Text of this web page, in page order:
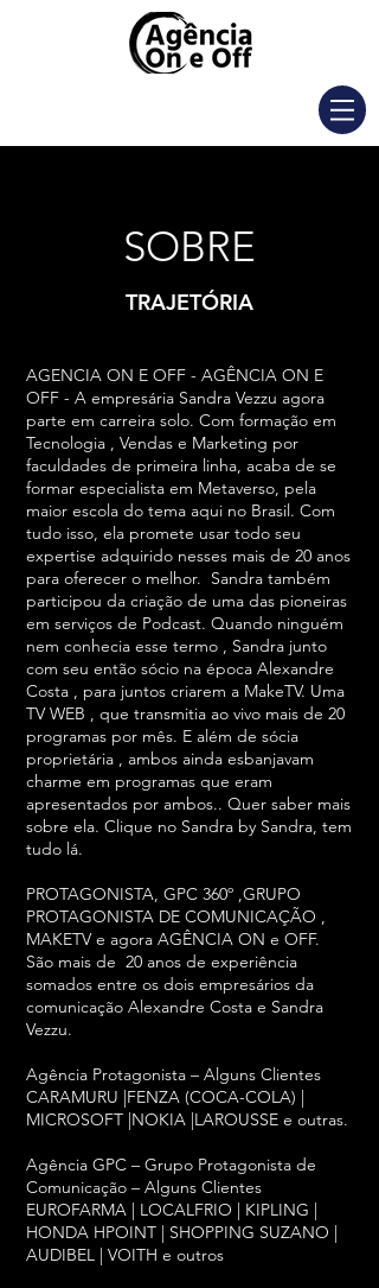
SOBRE
TRAJETÓRIA
AGENCIA ON E OFF - AGÊNCIA ON E
OFF - A empresária Sandra Vezzu agora
parte em carreira solo. Com formação em
Tecnologia , Vendas e Marketing por
faculdades de primeira linha, acaba de se
formar especialista em Metaverso, pela
maior escola do tema aqui no Brasil. Com
tudo isso, ela promete usar todo seu
expertise adquirido nesses mais de 20 anos
para oferecer o melhor. Sandra também
participou da criação de uma das pioneiras
em serviços de Podcast. Quando ninguém
nem conhecia esse termo , Sandra junto
com seu então sócio na época Alexandre
Costa , para juntos criarem a MakeTV. Uma
TV WEB , que transmitia ao vivo mais de 20
programas por mês. E além de sócia
proprietária , ambos ainda esbanjavam
charme em programas que eram
apresentados por ambos.. Quer saber mais
sobre ela. Clique no Sandra by Sandra, tem
tudo lá.
PROTAGONISTA, GPC 360º ,GRUPO
PROTAGONISTA DE COMUNICAÇÃO ,
MAKETV e agora AGÊNCIA ON e OFF.
São mais de 20 anos de experiência
somados entre os dois empresários da
comunicação Alexandre Costa e Sandra
Vezzu.
Agência Protagonista – Alguns Clientes
CARAMURU |FENZA (COCA-COLA) |
MICROSOFT |NOKIA |LAROUSSE e outras.
Agência GPC – Grupo Protagonista de
Comunicação – Alguns Clientes
EUROFARMA | LOCALFRIO | KIPLING |
HONDA HPOINT | SHOPPING SUZANO |
AUDIBEL | VOITH e outros